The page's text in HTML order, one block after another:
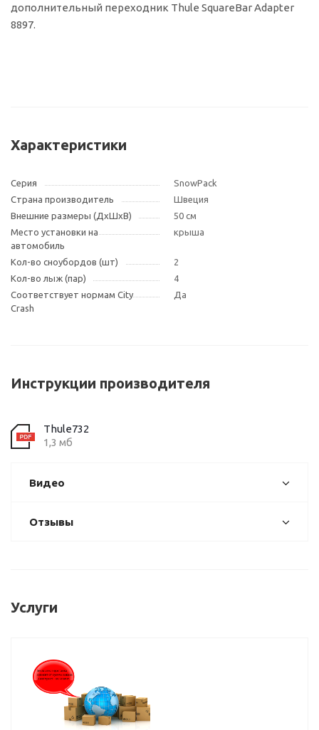
дополнительный переходник Thule SquareBar Adapter
8897.
Характеристики
Серия
SnowPack
Страна производитель
Швеция
Внешние размеры (ДxШxВ)
50 см
Место установки на
автомобиль
крыша
Кол-во сноубордов (шт)
2
Кол-во лыж (пар)
4
Соответствует нормам City
Crash
Да
Инструкции производителя
Thule732
1,3 мб
Видео
Отзывы
Услуги